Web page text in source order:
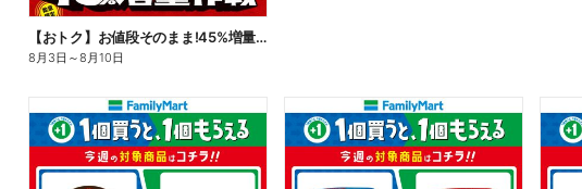
【おトク】お値段そのまま!45%増量作戦!
8月3日 ～8月10日